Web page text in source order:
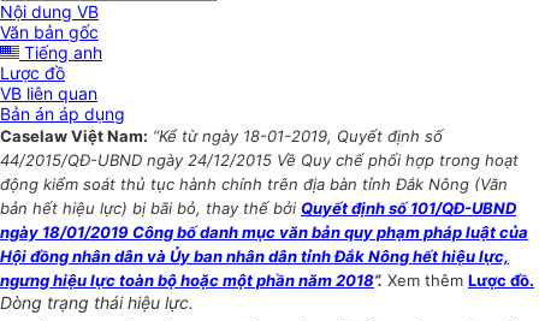
Nội dung VB
Văn bản gốc
Tiếng anh
Lược đồ
VB liên quan
Bản án áp dụng
Caselaw Việt Nam: “Kể từ ngày 18-01-2019, Quyết định số
44/2015/QĐ-UBND ngày 24/12/2015 Về Quy chế phối hợp trong hoạt
động kiểm soát thủ tục hành chính trên địa bàn tỉnh Đắk Nông (Văn
bản hết hiệu lực) bị bãi bỏ, thay thế bởi Quyết định số 101/QĐ-UBND
ngày 18/01/2019 Công bố danh mục văn bản quy phạm pháp luật của
Hội đồng nhân dân và Ủy ban nhân dân tỉnh Đắk Nông hết hiệu lực,
ngưng hiệu lực toàn bộ hoặc một phần năm 2018”. Xem thêm Lược đồ.
Dòng trạng thái hiệu lực.